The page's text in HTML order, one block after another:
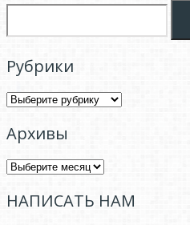
Рубрики
Рубрики
Архивы
Архивы
НАПИСАТЬ НАМ